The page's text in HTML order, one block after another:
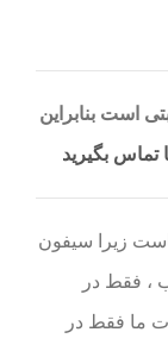
است بنابراین
تماس بگیرید
خدمت شماست زیرا سیفون
، فقط در
ما فقط در